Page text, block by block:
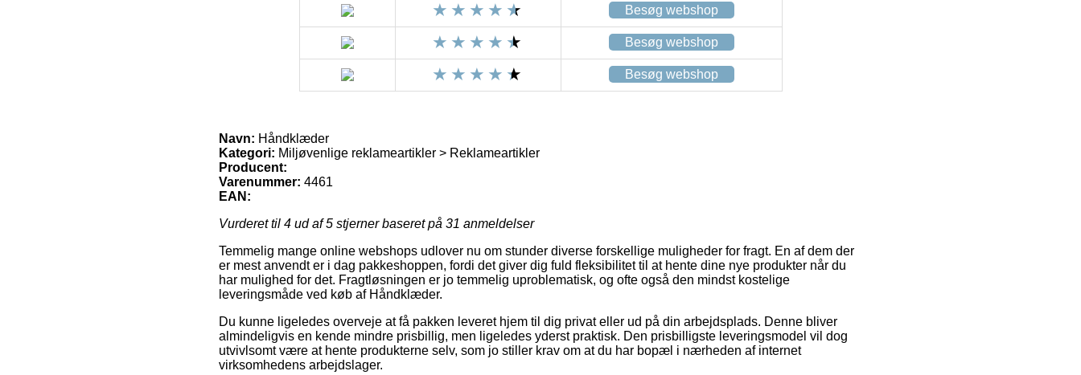
Besøg webshop
Besøg webshop
Besøg webshop
Navn: Håndklæder
Kategori: Miljøvenlige reklameartikler > Reklameartikler
Producent:
Varenummer: 4461
EAN:
Vurderet til 4 ud af 5 stjerner baseret på 31 anmeldelser
Temmelig mange online webshops udlover nu om stunder diverse forskellige muligheder for fragt. En af dem der
er mest anvendt er i dag pakkeshoppen, fordi det giver dig fuld fleksibilitet til at hente dine nye produkter når du
har mulighed for det. Fragtløsningen er jo temmelig uproblematisk, og ofte også den mindst kostelige
leveringsmåde ved køb af Håndklæder.
Du kunne ligeledes overveje at få pakken leveret hjem til dig privat eller ud på din arbejdsplads. Denne bliver
almindeligvis en kende mindre prisbillig, men ligeledes yderst praktisk. Den prisbilligste leveringsmodel vil dog
utvivlsomt være at hente produkterne selv, som jo stiller krav om at du har bopæl i nærheden af internet
virksomhedens arbejdslager.